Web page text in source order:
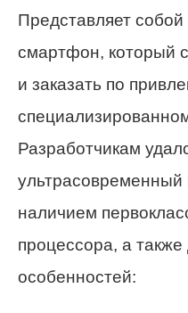
Представляет
смартфон, который
и заказать по
Разработчикам
ультрасовременный
наличием
процессора, а
особенностей: